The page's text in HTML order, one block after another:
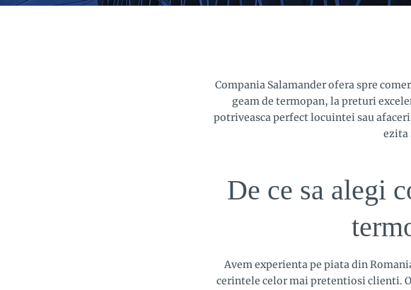
Compania Salamander ofera spre
geam de termopan, la preturi
potriveasca perfect locuintei sau
ezita
De ce sa alegi
Avem experienta pe piata din
cerintele celor mai pretentiosi clienti.